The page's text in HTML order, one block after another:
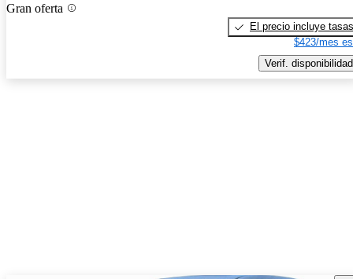
Gran oferta
El precio incluye tasas
$423/mes
Verif. disponibilidad